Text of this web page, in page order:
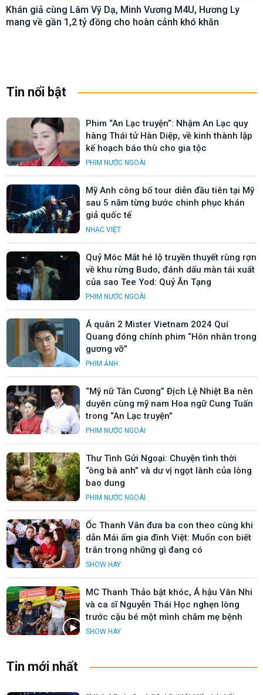
Khán giả cùng Lâm Vỹ Dạ, Minh Vương M4U, Hương Ly
mang về gần 1,2 tỷ đồng cho hoàn cảnh khó khăn
Tin nổi bật
Phim “An Lạc truyện”: Nhậm An Lạc quy
hàng Thái tử Hàn Diệp, về kinh thành lập
kế hoạch báo thù cho gia tộc
PHIM NƯỚC NGOÀI
Mỹ Anh công bố tour diễn đầu tiên tại Mỹ
sau 5 năm từng bước chinh phục khán
giả quốc tế
NHẠC VIỆT
Quỷ Móc Mắt hé lộ truyền thuyết rùng rợn
về khu rừng Budo, đánh dấu màn tái xuất
của sao Tee Yod: Quỷ Ăn Tạng
PHIM NƯỚC NGOÀI
Á quân 2 Mister Vietnam 2024 Quí
Quang đóng chính phim “Hôn nhân trong
gương vỡ”
PHIM ẢNH
“Mỹ nữ Tân Cương” Địch Lệ Nhiệt Ba nên
duyên cùng mỹ nam Hoa ngữ Cung Tuấn
trong “An Lạc truyện”
PHIM NƯỚC NGOÀI
Thư Tình Gửi Ngoại: Chuyện tình thời
“ông bà anh” và dư vị ngọt lành của lòng
bao dung
PHIM NƯỚC NGOÀI
Ốc Thanh Vân đưa ba con theo cùng khi
dẫn Mái ấm gia đình Việt: Muốn con biết
trân trọng những gì đang có
SHOW HAY
MC Thanh Thảo bật khóc, Á hậu Vân Nhi
và ca sĩ Nguyễn Thái Học nghẹn lòng
trước cậu bé một mình chăm mẹ bệnh
SHOW HAY
Tin mới nhất